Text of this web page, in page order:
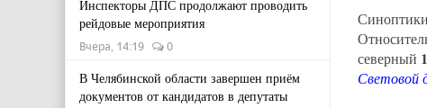
Инспекторы ДПС продолжают проводить
рейдовые мероприятия
Вчера, 14:19 0
В Челябинской области завершен приём
документов от кандидатов в депутаты
северный 1
Световой